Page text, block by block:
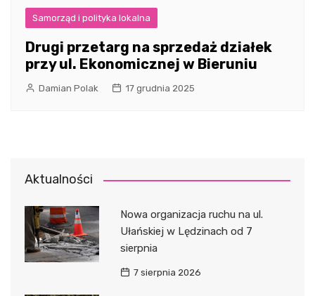
Samorząd i polityka lokalna
Drugi przetarg na sprzedaż działek
przy ul. Ekonomicznej w Bieruniu
Damian Polak 17 grudnia 2025
Aktualności
Nowa organizacja ruchu na ul.
Ułańskiej w Lędzinach od 7
sierpnia
7 sierpnia 2026